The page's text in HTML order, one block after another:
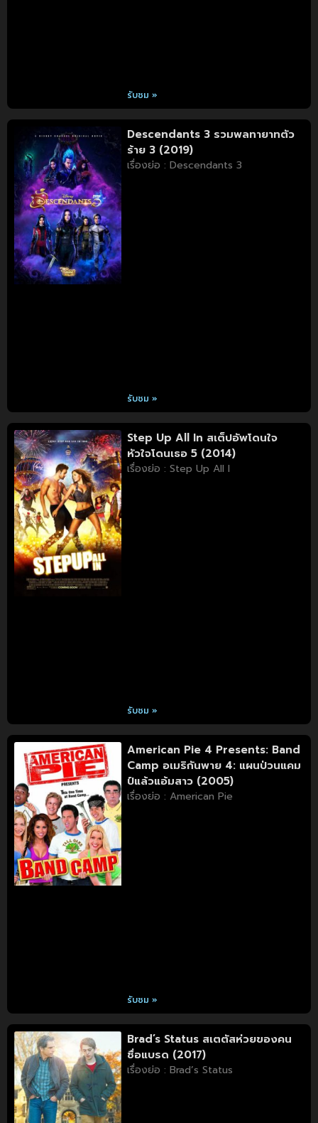
รับชม »
Descendants 3 รวมพลทายาทตัว
ร้าย 3 (2019)
เรื่องย่อ : Descendants 3
รับชม »
Step Up All In สเต็ปอัพโดนใจ
หัวใจโดนเธอ 5 (2014)
เรื่องย่อ : Step Up All I
รับชม »
American Pie 4 Presents: Band
Camp อเมริกันพาย 4: แผนป่วนแคม
ป์แล้วแอ้มสาว (2005)
เรื่องย่อ : American Pie
รับชม »
Brad’s Status สเตตัสห่วยของคน
ชื่อแบรด (2017)
เรื่องย่อ : Brad’s Status